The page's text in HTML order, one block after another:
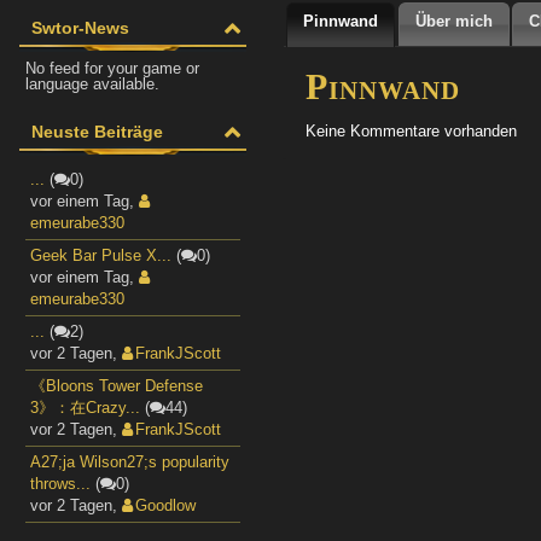
Swtor-News
No feed for your game or
language available.
Neuste Beiträge
... (
0)
vor einem Tag,
emeurabe330
Geek Bar Pulse X... (
0)
vor einem Tag,
emeurabe330
... (
2)
vor 2 Tagen,
FrankJScott
《Bloons Tower Defense
3》：在Crazy... (
44)
vor 2 Tagen,
FrankJScott
A27;ja Wilson27;s popularity
throws... (
0)
vor 2 Tagen, Goodlow
Pinnwand Über mich
Pinnwand
Keine Kommentare vorhanden